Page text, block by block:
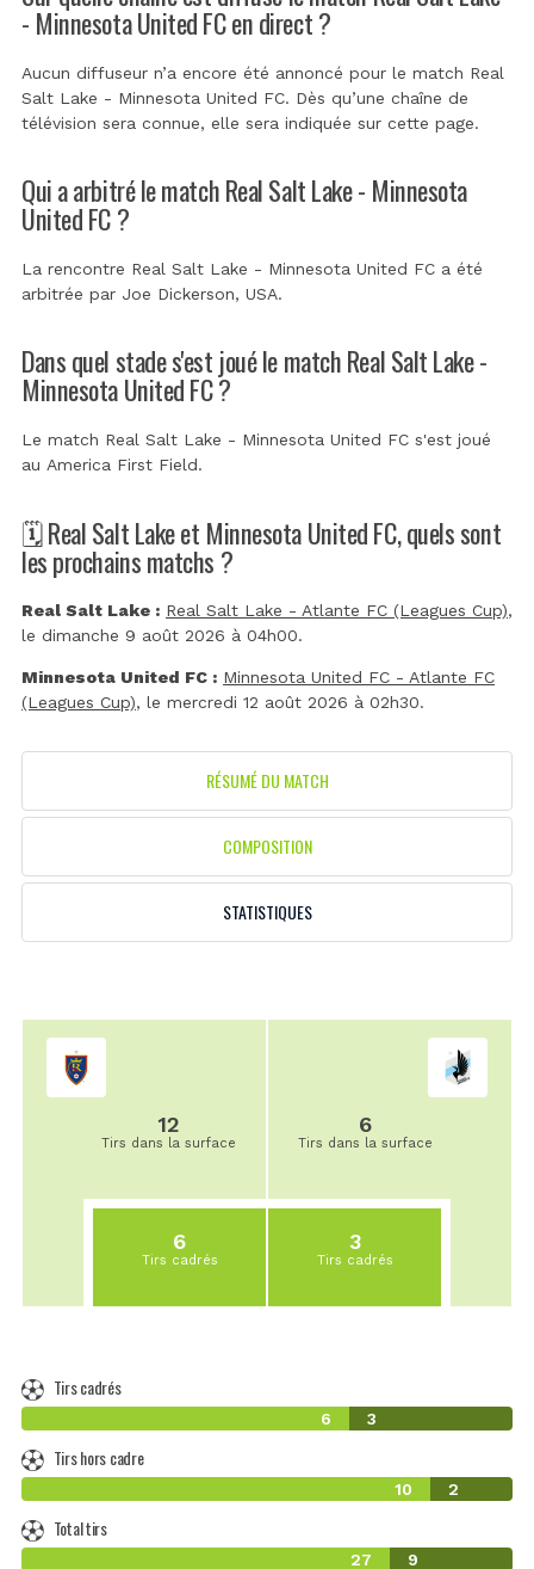
- Minnesota United FC en direct ?
Aucun diffuseur n’a encore été annoncé pour le match Real
Salt Lake - Minnesota United FC. Dès qu’une chaîne de
télévision sera connue, elle sera indiquée sur cette page.
Qui a arbitré le match Real Salt Lake - Minnesota
United FC ?
La rencontre Real Salt Lake - Minnesota United FC a été
arbitrée par Joe Dickerson, USA.
Dans quel stade s'est joué le match Real Salt Lake -
Minnesota United FC ?
Le match Real Salt Lake - Minnesota United FC s'est joué
au America First Field.
🗓️ Real Salt Lake et Minnesota United FC, quels sont
les prochains matchs ?
Real Salt Lake : Real Salt Lake - Atlante FC (Leagues Cup),
le dimanche 9 août 2026 à 04h00.
Minnesota United FC : Minnesota United FC - Atlante FC
(Leagues Cup), le mercredi 12 août 2026 à 02h30.
RÉSUMÉ DU MATCH
COMPOSITION
STATISTIQUES
12
Tirs dans la surface
6
Tirs cadrés
6
Tirs dans la surface
3
Tirs cadrés
Tirs cadrés
6 3
Tirs hors cadre
10 2
Total tirs
27 9